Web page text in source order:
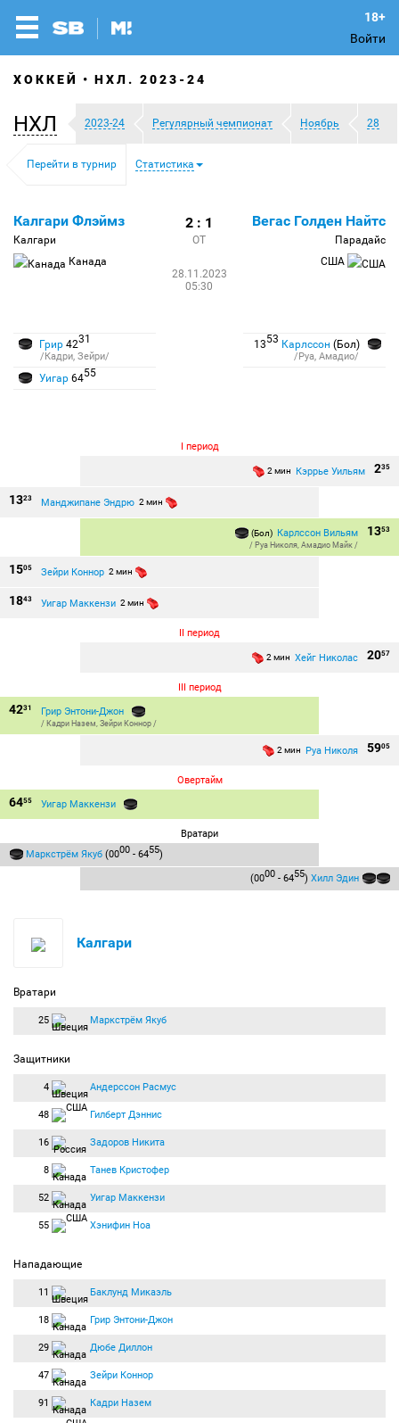
Войти
ХОККЕЙ НХЛ. 2023-24
НХЛ 2023-24 Регулярный чемпионат Ноябрь 28
Перейти в турнир Статистика
Калгари Флэймз
Калгари
Канада
2 : 1
ОТ
28.11.2023
05:30
Вегас Голден Найтс
Парадайс
США
Грир 4231
/Кадри, Зейри/
Уигар 6455
1353 Карлссон (Бол)
/Руа, Амадио/
I период
235
2 мин Кэррье Уильям
1323 Манджипане Эндрю 2 мин
1353
(Бол) Карлссон Вильям
/ Руа Николя, Амадио Майк /
1505 Зейри Коннор 2 мин
1843 Уигар Маккензи 2 мин
II период
2057
2 мин Хейг Николас
III период
4231 Грир Энтони-Джон
/ Кадри Назем, Зейри Коннор /
5905
2 мин Руа Николя
Овертайм
6455 Уигар Маккензи
Вратари
Маркстрём Якуб (0000 - 6455)
(0000 - 6455) Хилл Эдин
Калгари
Вратари
25 Маркстрём Якуб
Защитники
4 Андерссон Расмус
48 Гилберт Дэннис
16 Задоров Никита
8 Танев Кристофер
52 Уигар Маккензи
55 Хэнифин Ноа
Нападающие
11 Баклунд Микаэль
18 Грир Энтони-Джон
29 Дюбе Диллон
47 Зейри Коннор
91 Кадри Назем